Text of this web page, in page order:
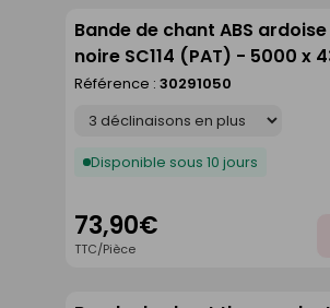
Bande de chant ABS ardoise
noire SC114 (PAT) - 5000 x
mm
Référence : 30291050
Disponible sous 10 jours
73,90€
TTC/Pièce